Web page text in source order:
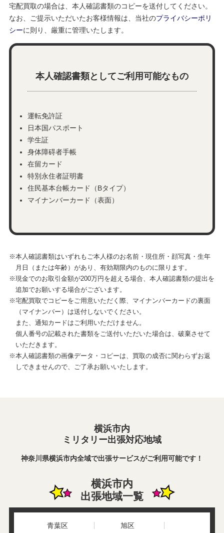
宅配買取の場合は、本人確認書類のコピーを送付してください。
なお、ご提示いただいたお客様情報は、当社のプライバシーポリ
シーに則り、厳重に管理いたします。
本人確認書類としてご利用可能なもの
運転免許証
日本国パスポート
学生証
身体障碍者手帳
在留カード
特別永住者証明書
住民基本台帳カード（Bタイプ）
マイナンバーカード（表面）
※本人確認書類はいずれもご本人様のお名前・現住所・顔写真・生年
月日（または年齢）があり、有効期限内のものに限ります。
※現金でのお取引金額が200万円を超える場合、本人確認書類の提出を
追加でお願いする場合がございます。
※宅配買取でコピーをご用意いただく際、マイナンバーカードの裏面
（マイナンバー）は送付しないでください。
また、通知カードはご利用いただけません。
個人番号の記載された書類をご送付いただいた場合は、破棄させて
いただきます。
※本人確認書類の画像データ・コピーは、買取の成否に関わらずお返
しできませんので、ご了承お願いいたします。
横浜市内
ミリタリー出張対応地域
神奈川県横浜市内全域で出張サービスがご利用可能です！
横浜市内
出張地域一覧
青葉区
旭区